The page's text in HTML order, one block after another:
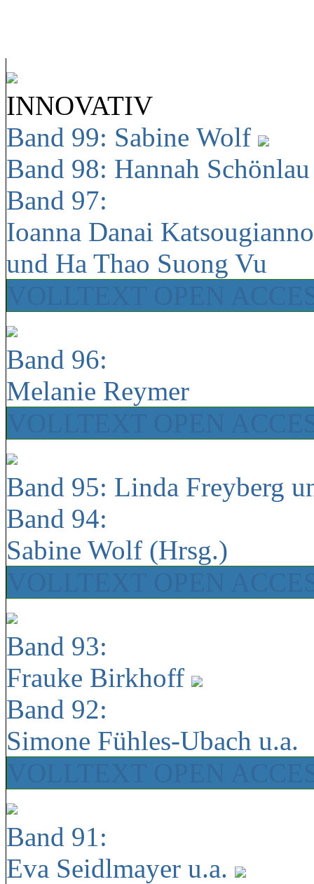
INNOVATIV
Band 99: Sabine Wolf
Band 98: Hannah
Band 97:
Ioanna Danai
und Ha Thao Suong Vu
Band 96:
Melanie Reymer
Band 95: Linda Freyberg
Band 94:
Sabine Wolf (Hrsg.)
Band 93:
Frauke Birkhoff
Band 92:
Simone Fühles-Ubach u.a.
Band 91:
Eva Seidlmayer u.a.